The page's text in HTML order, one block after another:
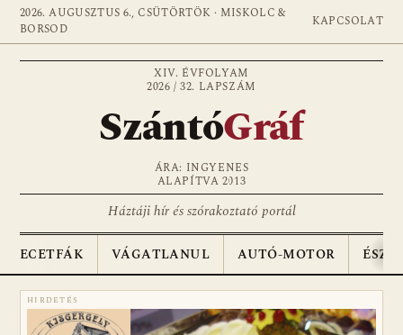
2026. AUGUSZTUS 6., CSÜTÖRTÖK · MISKOLC &
BORSOD
KAPCSOLAT
XIV. ÉVFOLYAM
2026 / 32. LAPSZÁM
SzántóGráf
ÁRA: INGYENES
ALAPÍTVA 2013
Háztáji hír és szórakoztató portál
ECETFÁK VÁGATLANUL AUTÓ-MOTOR
HIRDETÉS